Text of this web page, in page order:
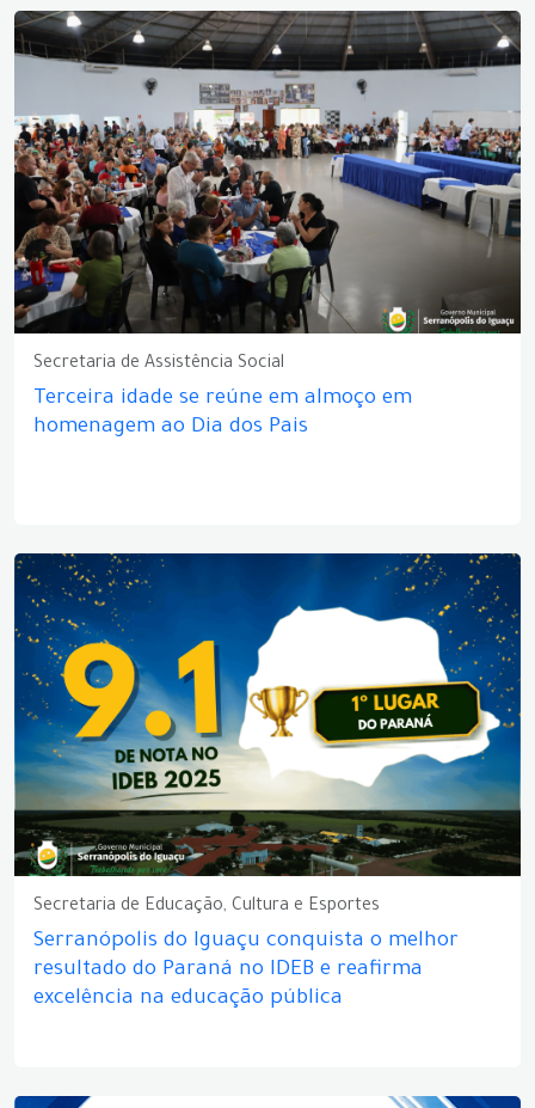
Secretaria de Assistência Social
Terceira idade se reúne em almoço em
homenagem ao Dia dos Pais
Secretaria de Educação, Cultura e Esportes
Serranópolis do Iguaçu conquista o melhor
resultado do Paraná no IDEB e reafirma
excelência na educação pública